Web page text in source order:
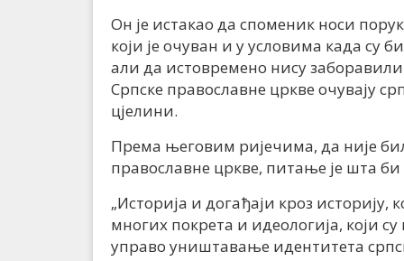
Он је истакао да споменик носи
који је очуван и у условима када су
али да истовремено нису
Српске православне цркве очувају
цјелини.
Према његовим ријечима, да није
православне цркве, питање је шта
„Историја и догађаји кроз историју,
многих покрета и идеологија, који
управо уништавање идентитета